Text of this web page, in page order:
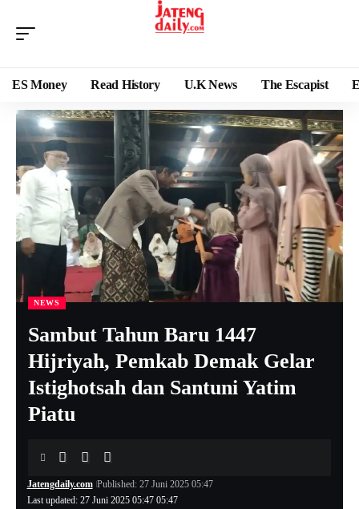
ES Money Read History U.K News The Escapist
NEWS
Sambut Tahun Baru 1447
Hijriyah, Pemkab Demak Gelar
Istighotsah dan Santuni Yatim
Piatu
Last updated: 27 Juni 2025 05:47 05:47
Jatengdaily.com Published: 27 Juni 2025 05:47